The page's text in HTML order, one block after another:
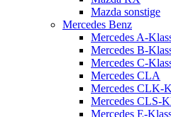
Mazda sonstige
Mercedes Benz
Mercedes A-
Mercedes B-
Mercedes C-
Mercedes CLA
Mercedes CLK-
Mercedes CLS-
Mercedes E-